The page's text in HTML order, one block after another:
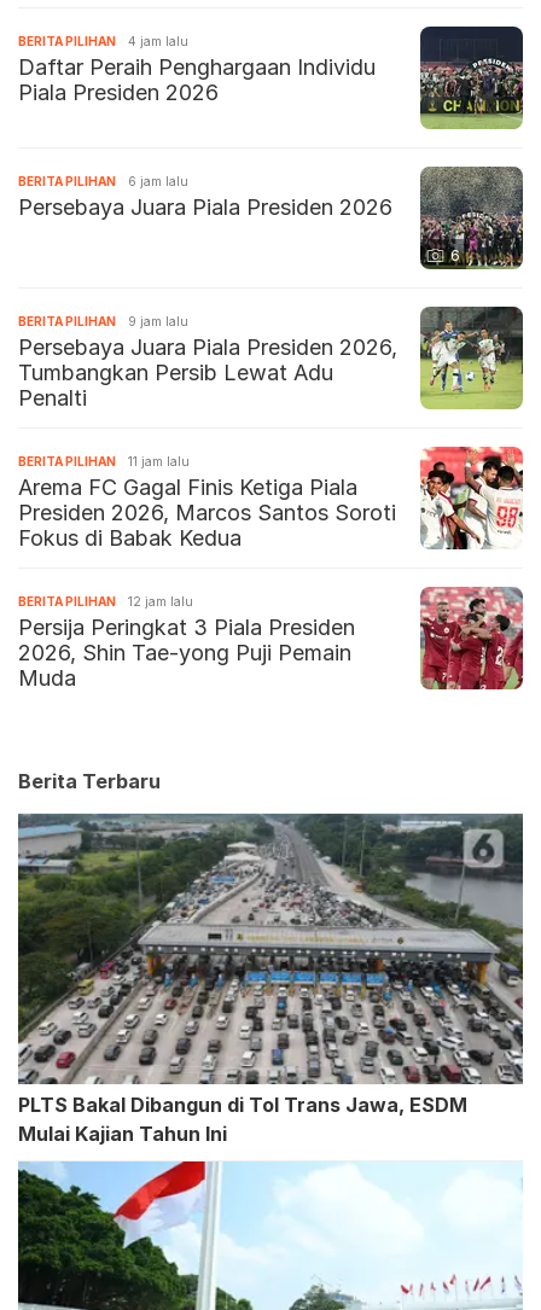
BERITA PILIHAN 4 jam lalu
Daftar Peraih Penghargaan Individu
Piala Presiden 2026
6
BERITA PILIHAN 6 jam lalu
Persebaya Juara Piala Presiden 2026
BERITA PILIHAN 9 jam lalu
Persebaya Juara Piala Presiden 2026,
Tumbangkan Persib Lewat Adu
Penalti
BERITA PILIHAN 11 jam lalu
Arema FC Gagal Finis Ketiga Piala
Presiden 2026, Marcos Santos Soroti
Fokus di Babak Kedua
BERITA PILIHAN 12 jam lalu
Persija Peringkat 3 Piala Presiden
2026, Shin Tae-yong Puji Pemain
Muda
Berita Terbaru
PLTS Bakal Dibangun di Tol Trans Jawa, ESDM
Mulai Kajian Tahun Ini